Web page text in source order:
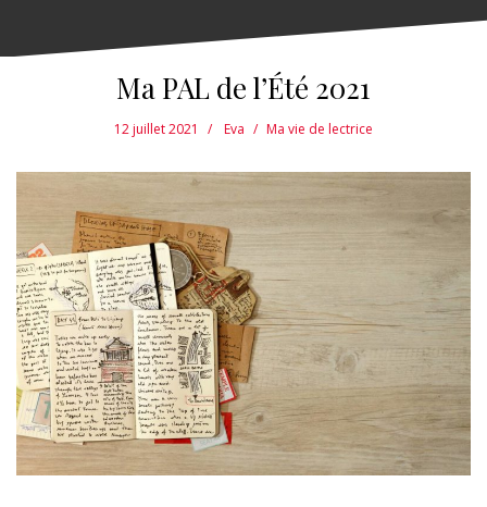
Ma PAL de l’Été 2021
12 juillet 2021 Eva Ma vie de lectrice